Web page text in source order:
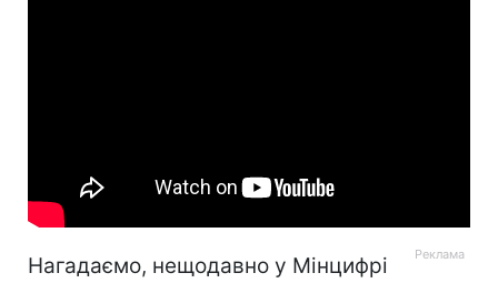
Нагадаємо, нещодавно у Мінцифрі